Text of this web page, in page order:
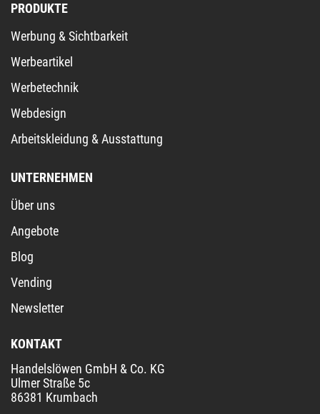
PRODUKTE
Werbung & Sichtbarkeit
Werbeartikel
Werbetechnik
Webdesign
Arbeitskleidung & Ausstattung
UNTERNEHMEN
Über uns
Angebote
Blog
Vending
Newsletter
KONTAKT
Handelslöwen GmbH & Co. KG
Ulmer Straße 5c
86381 Krumbach